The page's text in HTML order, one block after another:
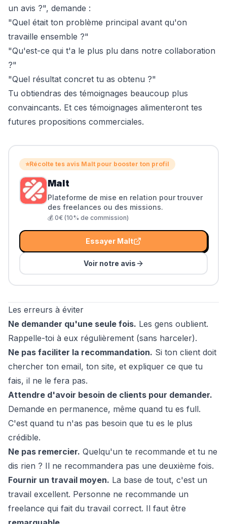
un avis ?", demande :
"Quel était ton problème principal avant qu'on
travaille ensemble ?"
"Qu'est-ce qui t'a le plus plu dans notre collaboration
?"
"Quel résultat concret tu as obtenu ?"
Tu obtiendras des témoignages beaucoup plus
convaincants. Et ces témoignages alimenteront tes
futures propositions commerciales.
⭐Récolte tes avis Malt pour booster ton profil
Malt
Plateforme de mise en relation pour trouver
des freelances ou des missions.
💰 0€ (10% de commission)
Essayer Malt
Voir notre avis
Les erreurs à éviter
Ne demander qu'une seule fois. Les gens oublient.
Rappelle-toi à eux régulièrement (sans harceler).
Ne pas faciliter la recommandation. Si ton client doit
chercher ton email, ton site, et expliquer ce que tu
fais, il ne le fera pas.
Attendre d'avoir besoin de clients pour demander.
Demande en permanence, même quand tu es full.
C'est quand tu n'as pas besoin que tu es le plus
crédible.
Ne pas remercier. Quelqu'un te recommande et tu ne
dis rien ? Il ne recommandera pas une deuxième fois.
Fournir un travail moyen. La base de tout, c'est un
travail excellent. Personne ne recommande un
freelance qui fait du travail correct. Il faut être